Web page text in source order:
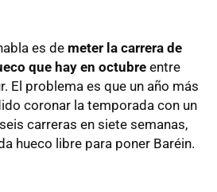
es de meter la carrera de
que hay en octubre entre
El problema es que un año más
coronar la temporada con un
carreras en siete semanas,
hueco libre para poner Baréin.